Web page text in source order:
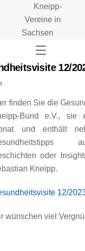
Kneipp-
Vereine in
Sachsen
Menu
12/
finden Sie die
Bund e.V., sie
und enthält
oder
Kneipp.
12/
wünschen viel